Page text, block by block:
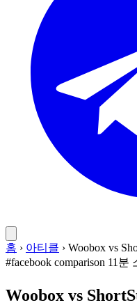
홈 › 아티클 › Woobox vs
#facebook comparison 11분
Woobox vs